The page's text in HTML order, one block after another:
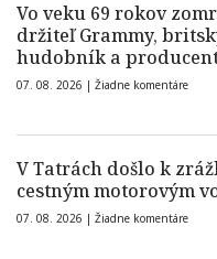
Vo veku 69 rokov
držiteľ Grammy,
hudobník a
07. 08. 2026 | Žiadne komentáre
V Tatrách došlo k
cestným motorovým
07. 08. 2026 | Žiadne komentáre